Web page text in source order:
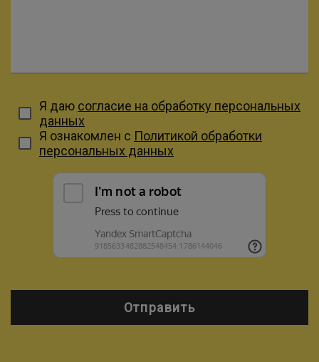
Я даю согласие на обработку персональных
данных
Я ознакомлен с Политикой обработки
персональных данных
Отправить